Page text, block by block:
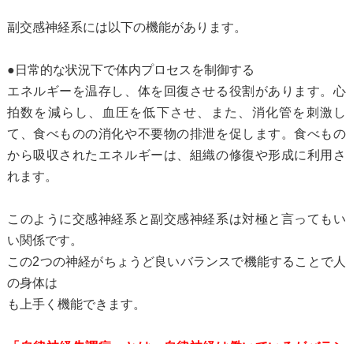
副交感神経系には以下の機能があります。
●日常的な状況下で体内プロセスを制御する
エネルギーを温存し、体を回復させる役割があります。心
拍数を減らし、血圧を低下させ、また、消化管を刺激し
て、食べものの消化や不要物の排泄を促します。食べもの
から吸収されたエネルギーは、組織の修復や形成に利用さ
れます。
このように交感神経系と副交感神経系は対極と言ってもい
い関係です。
この2つの神経がちょうど良いバランスで機能することで人
の身体は
も上手く機能できます。